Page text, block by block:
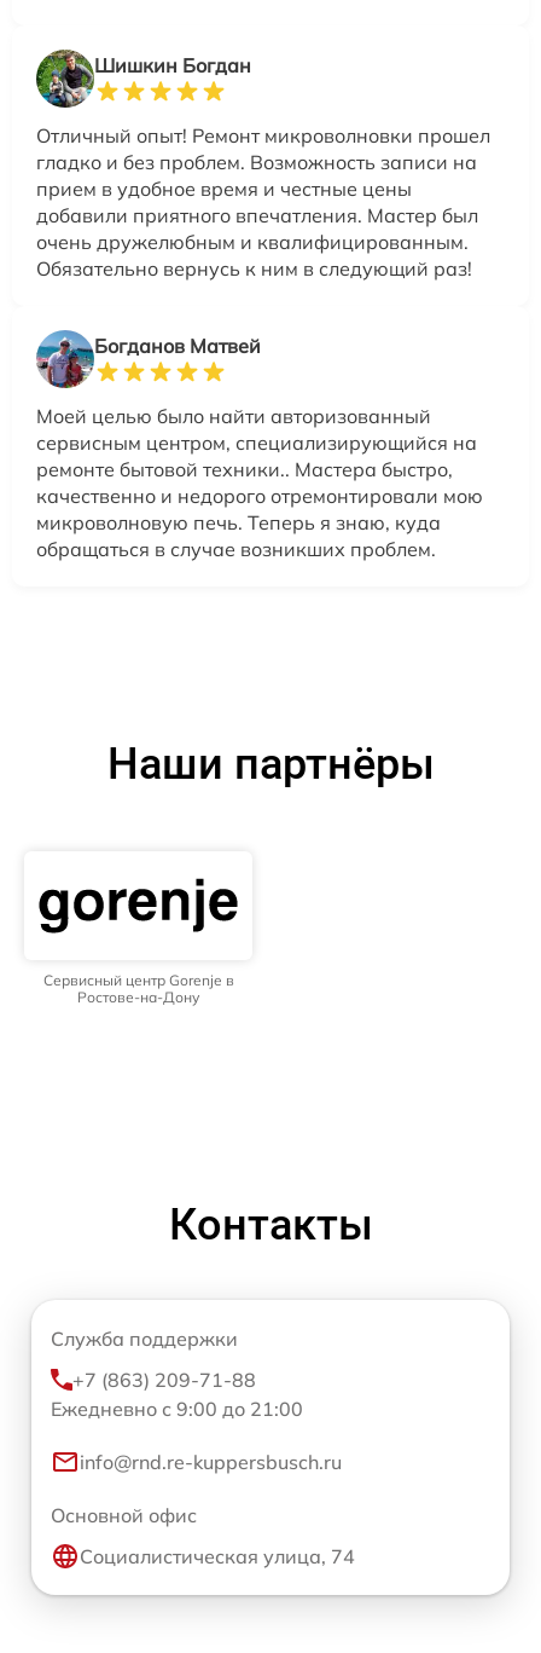
Шишкин Богдан
Отличный опыт! Ремонт микроволновки прошел
гладко и без проблем. Возможность записи на
прием в удобное время и честные цены
добавили приятного впечатления. Мастер был
очень дружелюбным и квалифицированным.
Обязательно вернусь к ним в следующий раз!
Богданов Матвей
Моей целью было найти авторизованный
сервисным центром, специализирующийся на
ремонте бытовой техники.. Мастера быстро,
качественно и недорого отремонтировали мою
микроволновую печь. Теперь я знаю, куда
обращаться в случае возникших проблем.
Наши партнёры
Сервисный центр Gorenje в
Ростове-на-Дону
Контакты
Служба поддержки
+7 (863) 209-71-88
Ежедневно с 9:00 до 21:00
info@rnd.re-kuppersbusch.ru
Основной офис
Социалистическая улица, 74